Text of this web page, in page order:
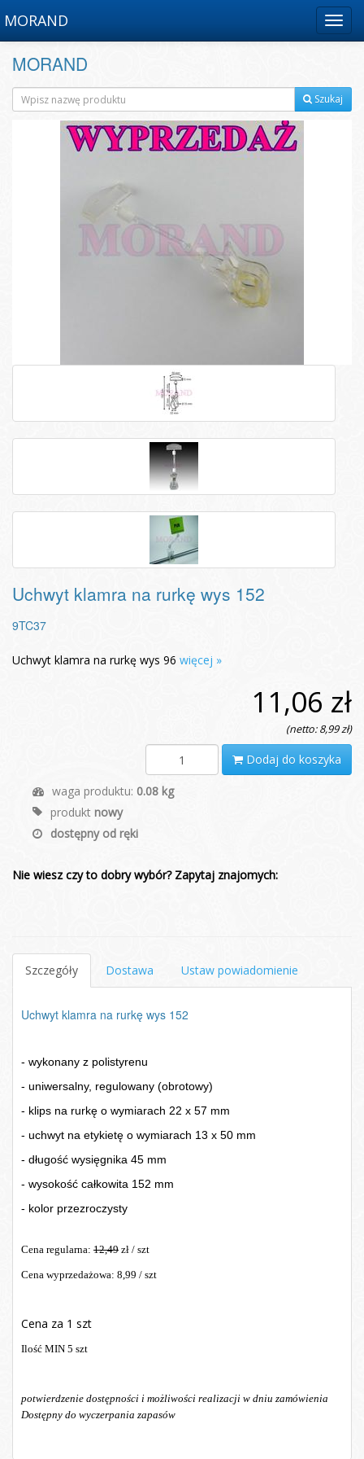
Menu
MORAND
MORAND
Szukaj
Uchwyt klamra na rurkę wys 152
9TC37
Uchwyt klamra na rurkę wys 96 więcej »
11,06 zł
(netto: 8,99 zł)
Dodaj do koszyka
waga produktu: 0.08 kg
produkt nowy
dostępny od ręki
Nie wiesz czy to dobry wybór? Zapytaj znajomych:
Szczegóły Dostawa Ustaw powiadomienie
Uchwyt klamra na rurkę wys 152
- wykonany z polistyrenu
- uniwersalny, regulowany (obrotowy)
- klips na rurkę o wymiarach 22 x 57 mm
- uchwyt na etykietę o wymiarach 13 x 50 mm
- długość wysięgnika 45 mm
- wysokość całkowita 152 mm
- kolor przezroczysty
Cena regularna: 12,49 zł / szt
Cena wyprzedażowa: 8,99 / szt
Cena za 1 szt
Ilość MIN 5 szt
potwierdzenie dostępności i możliwości realizacji w dniu zamówienia
Dostępny do wyczerpania zapasów